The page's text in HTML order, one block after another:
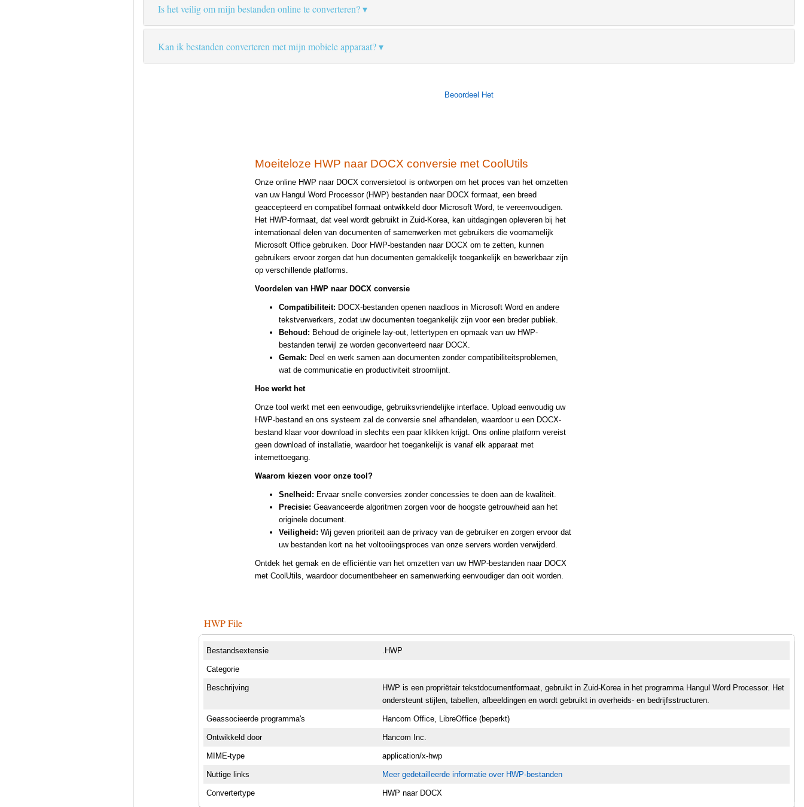
Is het veilig om mijn bestanden online te converteren?
Kan ik bestanden converteren met mijn mobiele apparaat?
Beoordeel Het
Moeiteloze HWP naar DOCX conversie met CoolUtils
Onze online HWP naar DOCX conversietool is ontworpen om het proces van het omzetten
van uw Hangul Word Processor (HWP) bestanden naar DOCX formaat, een breed
geaccepteerd en compatibel formaat ontwikkeld door Microsoft Word, te vereenvoudigen.
Het HWP-formaat, dat veel wordt gebruikt in Zuid-Korea, kan uitdagingen opleveren bij het
internationaal delen van documenten of samenwerken met gebruikers die voornamelijk
Microsoft Office gebruiken. Door HWP-bestanden naar DOCX om te zetten, kunnen
gebruikers ervoor zorgen dat hun documenten gemakkelijk toegankelijk en bewerkbaar zijn
op verschillende platforms.
Voordelen van HWP naar DOCX conversie
Compatibiliteit: DOCX-bestanden openen naadloos in Microsoft Word en andere
tekstverwerkers, zodat uw documenten toegankelijk zijn voor een breder publiek.
Behoud: Behoud de originele lay-out, lettertypen en opmaak van uw HWP-
bestanden terwijl ze worden geconverteerd naar DOCX.
Gemak: Deel en werk samen aan documenten zonder compatibiliteitsproblemen,
wat de communicatie en productiviteit stroomlijnt.
Hoe werkt het
Onze tool werkt met een eenvoudige, gebruiksvriendelijke interface. Upload eenvoudig uw
HWP-bestand en ons systeem zal de conversie snel afhandelen, waardoor u een DOCX-
bestand klaar voor download in slechts een paar klikken krijgt. Ons online platform vereist
geen download of installatie, waardoor het toegankelijk is vanaf elk apparaat met
internettoegang.
Waarom kiezen voor onze tool?
Snelheid: Ervaar snelle conversies zonder concessies te doen aan de kwaliteit.
Precisie: Geavanceerde algoritmen zorgen voor de hoogste getrouwheid aan het
originele document.
Veiligheid: Wij geven prioriteit aan de privacy van de gebruiker en zorgen ervoor dat
uw bestanden kort na het voltooiingsproces van onze servers worden verwijderd.
Ontdek het gemak en de efficiëntie van het omzetten van uw HWP-bestanden naar DOCX
met CoolUtils, waardoor documentbeheer en samenwerking eenvoudiger dan ooit worden.
HWP File
Bestandsextensie .HWP
Categorie
Beschrijving
HWP is een propriëtair tekstdocumentformaat, gebruikt in Zuid-Korea in het programma Hangul Word Processor. Het
ondersteunt stijlen, tabellen, afbeeldingen en wordt gebruikt in overheids- en bedrijfsstructuren.
Geassocieerde programma's Hancom Office, LibreOffice (beperkt)
Ontwikkeld door Hancom Inc.
MIME-type application/x-hwp
Nuttige links Meer gedetailleerde informatie over HWP-bestanden
Convertertype HWP naar DOCX